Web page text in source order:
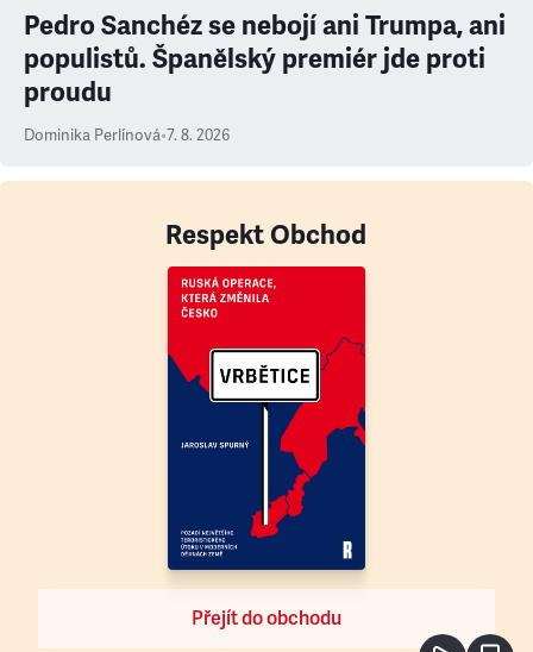
Pedro Sanchéz se nebojí ani Trumpa, ani
populistů. Španělský premiér jde proti
proudu
Dominika Perlínová•7. 8. 2026
Respekt Obchod
Přejít do obchodu